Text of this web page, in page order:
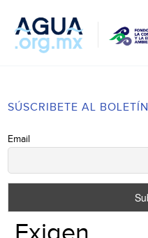
SÚSCRIBETE AL BOLETÍN
Email